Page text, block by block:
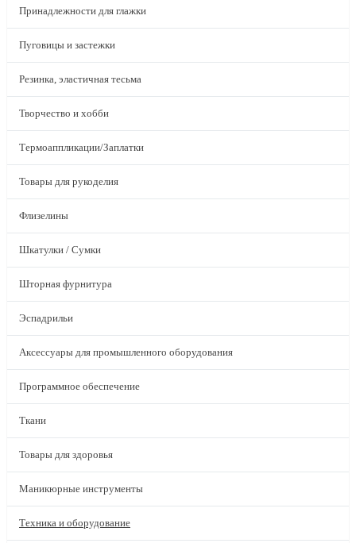
Принадлежности для глажки
Пуговицы и застежки
Резинка, эластичная тесьма
Творчество и хобби
Термоаппликации/Заплатки
Товары для рукоделия
Флизелины
Шкатулки / Сумки
Шторная фурнитура
Эспадрильи
Аксессуары для промышленного оборудования
Программное обеспечение
Ткани
Товары для здоровья
Маникюрные инструменты
Техника и оборудование